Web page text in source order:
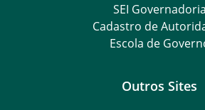
SEI Governadoria
Cadastro de
Escola de
Outros Sites